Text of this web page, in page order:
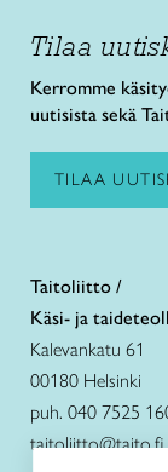
Tilaa
Kerromme
uutisista sekä
TILAA
Taitoliitto /
Käsi- ja
Kalevankatu 61
00180 Helsinki
puh. 040 7525
taitoliitto@taito.fi